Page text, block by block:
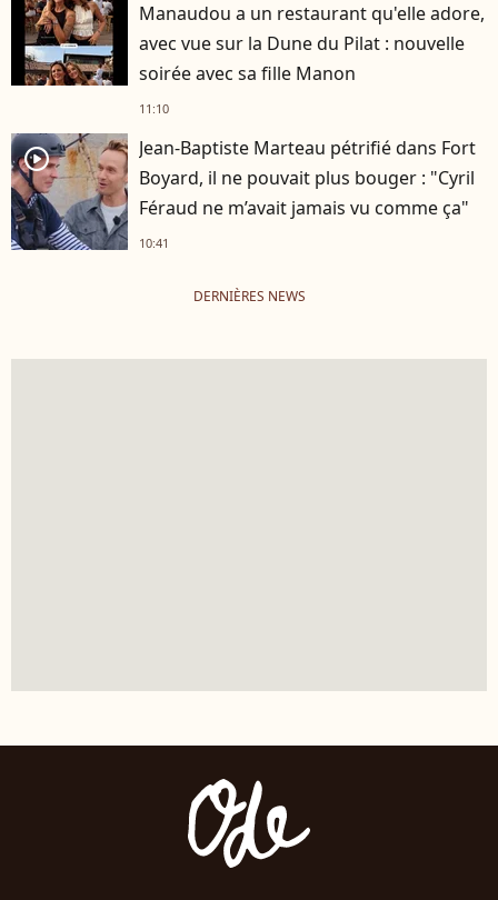
Manaudou a un restaurant qu'elle adore,
avec vue sur la Dune du Pilat : nouvelle
soirée avec sa fille Manon
11:10
player2
Jean-Baptiste Marteau pétrifié dans Fort
Boyard, il ne pouvait plus bouger : "Cyril
Féraud ne m’avait jamais vu comme ça"
10:41
DERNIÈRES NEWS